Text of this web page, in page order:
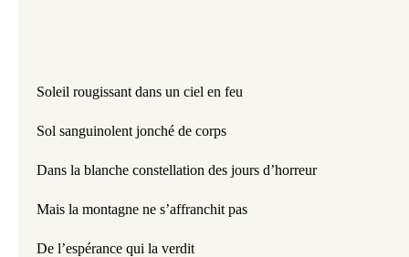
Soleil rougissant dans un ciel en feu
Sol sanguinolent jonché de corps
Dans la blanche constellation des jours d’horreur
Mais la montagne ne s’affranchit pas
De l’espérance qui la verdit